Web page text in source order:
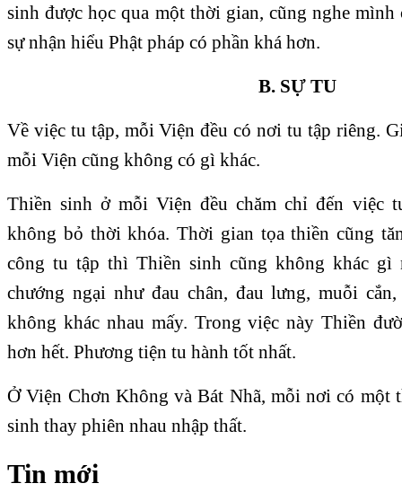
sinh được học qua một thời gian, cũng nghe
sự nhận hiểu Phật pháp có phần khá hơn.
B. SỰ TU
Về việc tu tập, mỗi Viện đều có nơi tu tập riêng.
mỗi Viện cũng không có gì khác.
Thiền sinh ở mỗi Viện đều chăm chỉ đến việc
không bỏ thời khóa. Thời gian tọa thiền cũng
công tu tập thì Thiền sinh cũng không khác gì
chướng ngại như đau chân, đau lưng, muỗi
không khác nhau mấy. Trong việc này Thiền
hơn hết. Phương tiện tu hành tốt nhất.
Ở Viện Chơn Không và Bát Nhã, mỗi nơi có một
sinh thay phiên nhau nhập thất.
Tin mới